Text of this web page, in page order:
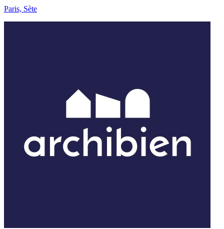
Paris, Sète